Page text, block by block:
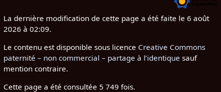
La dernière modification de cette page a été faite le 6 août
2026 à 02:09.
Le contenu est disponible sous licence Creative Commons
paternité – non commercial – partage à l’identique sauf
mention contraire.
Cette page a été consultée 5 749 fois.